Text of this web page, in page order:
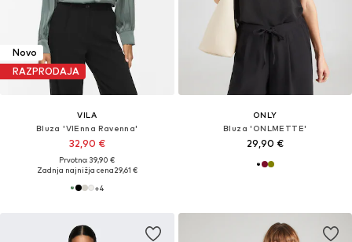
Novo
RAZPRODAJA
VILA
Bluza 'VIEnna Ravenna'
32,90 €
Prvotno: 39,90 €
Zadnja najnižja cena29,61 €
+4
ONLY
Bluza 'ONLMETTE'
29,90 €